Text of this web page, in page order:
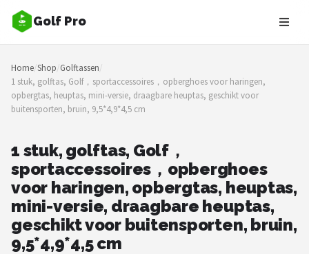
Golf Pro
Zoeken
NAVIGATIE
Shop
Blog
Golfers
Toernooien
Home/Shop/Golftassen/
1 stuk, golftas, Golf，sportaccessoires，opberghoes voor haringen,
opbergtas, heuptas, mini-versie, draagbare heuptas, geschikt voor
buitensporten, bruin, 9,5*4,9*4,5 cm
1 stuk, golftas, Golf，
sportaccessoires，opberghoes
voor haringen, opbergtas, heuptas,
mini-versie, draagbare heuptas,
geschikt voor buitensporten, bruin,
9,5*4,9*4,5 cm